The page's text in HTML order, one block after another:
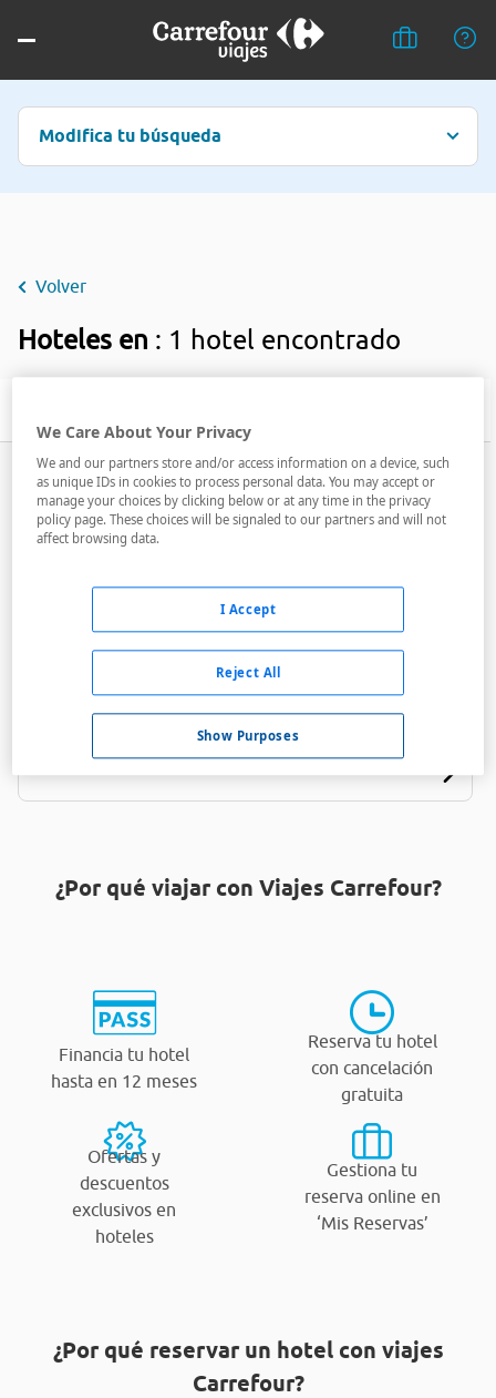
Modifica tu búsqueda
Volver
Hoteles en : 1 hotel encontrado
Four Points By Sheraton Greensboro Airport
A menos de 7,6 Km
¿Por qué viajar con Viajes Carrefour?
Financia tu hotel
hasta en 12 meses
Reserva tu hotel
con cancelación
gratuita
Ofertas y
descuentos
exclusivos en
hoteles
Gestiona tu
reserva online en
‘Mis Reservas’
¿Por qué reservar un hotel con viajes
Carrefour?
We Care About Your Privacy
We and our partners store and/or access information on a device, such
as unique IDs in cookies to process personal data. You may accept or
manage your choices by clicking below or at any time in the privacy
policy page. These choices will be signaled to our partners and will not
affect browsing data.
Show Purposes
Reject All
I Accept